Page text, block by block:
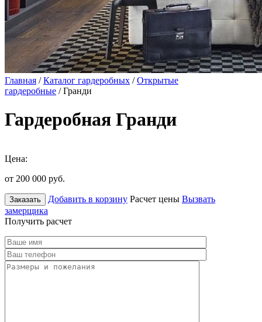
Главная /Каталог гардеробных /Открытые
гардеробные / Гранди
Гардеробная Гранди
Цена:
от 200 000 руб.
Заказать Добавить в корзину Расчет цены Вызвать
замерщика
Получить расчет